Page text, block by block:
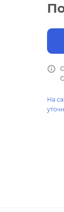
На